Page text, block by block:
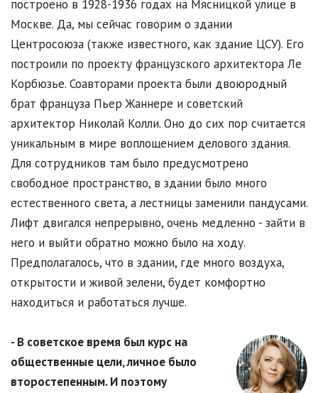
построено в 1928-1936 годах на Мясницкой улице в
Москве. Да, мы сейчас говорим о здании
Центросоюза (также известного, как здание ЦСУ). Его
построили по проекту французского архитектора Ле
Корбюзье. Соавторами проекта были двоюродный
брат француза Пьер Жаннере и советский
архитектор Николай Колли. Оно до сих пор считается
уникальным в мире воплощением делового здания.
Для сотрудников там было предусмотрено
свободное пространство, в здании было много
естественного света, а лестницы заменили пандусами.
Лифт двигался непрерывно, очень медленно - зайти в
него и выйти обратно можно было на ходу.
Предполагалось, что в здании, где много воздуха,
открытости и живой зелени, будет комфортно
находиться и работаться лучше.
- В советское время был курс на
общественные цели, личное было
второстепенным. И поэтому